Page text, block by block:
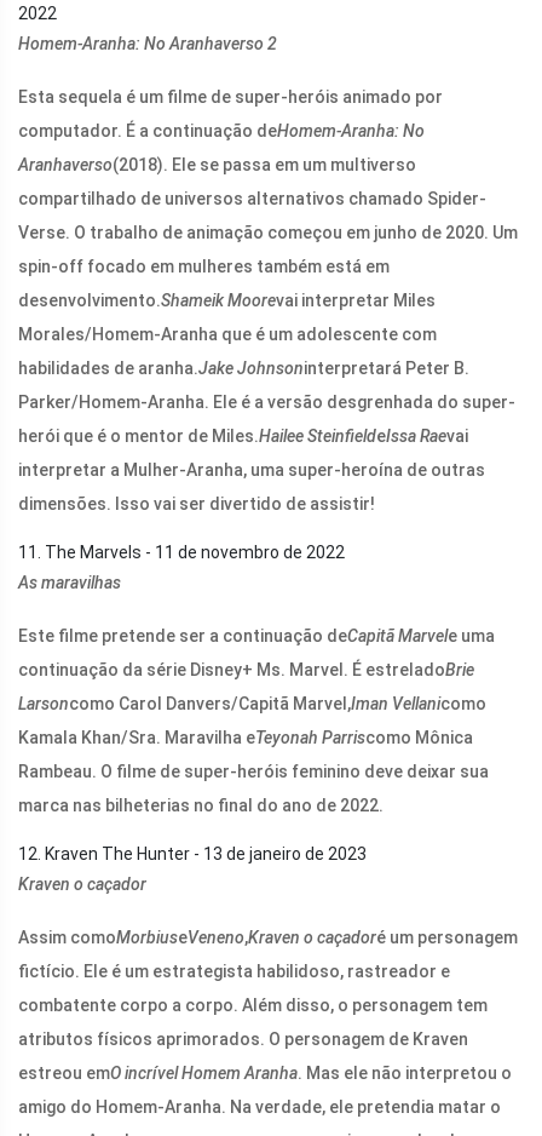
2022
Homem-Aranha: No Aranhaverso 2
Esta sequela é um filme de super-heróis animado por
computador. É a continuação deHomem-Aranha: No
Aranhaverso(2018). Ele se passa em um multiverso
compartilhado de universos alternativos chamado Spider-
Verse. O trabalho de animação começou em junho de 2020. Um
spin-off focado em mulheres também está em
desenvolvimento.Shameik Moorevai interpretar Miles
Morales/Homem-Aranha que é um adolescente com
habilidades de aranha.Jake Johnsoninterpretará Peter B.
Parker/Homem-Aranha. Ele é a versão desgrenhada do super-
herói que é o mentor de Miles.Hailee SteinfieldeIssa Raevai
interpretar a Mulher-Aranha, uma super-heroína de outras
dimensões. Isso vai ser divertido de assistir!
11. The Marvels - 11 de novembro de 2022
As maravilhas
Este filme pretende ser a continuação deCapitã Marvele uma
continuação da série Disney+ Ms. Marvel. É estreladoBrie
Larsoncomo Carol Danvers/Capitã Marvel,Iman Vellanicomo
Kamala Khan/Sra. Maravilha eTeyonah Parriscomo Mônica
Rambeau. O filme de super-heróis feminino deve deixar sua
marca nas bilheterias no final do ano de 2022.
12. Kraven The Hunter - 13 de janeiro de 2023
Kraven o caçador
Assim comoMorbiuseVeneno,Kraven o caçadoré um personagem
fictício. Ele é um estrategista habilidoso, rastreador e
combatente corpo a corpo. Além disso, o personagem tem
atributos físicos aprimorados. O personagem de Kraven
estreou emO incrível Homem Aranha. Mas ele não interpretou o
amigo do Homem-Aranha. Na verdade, ele pretendia matar o